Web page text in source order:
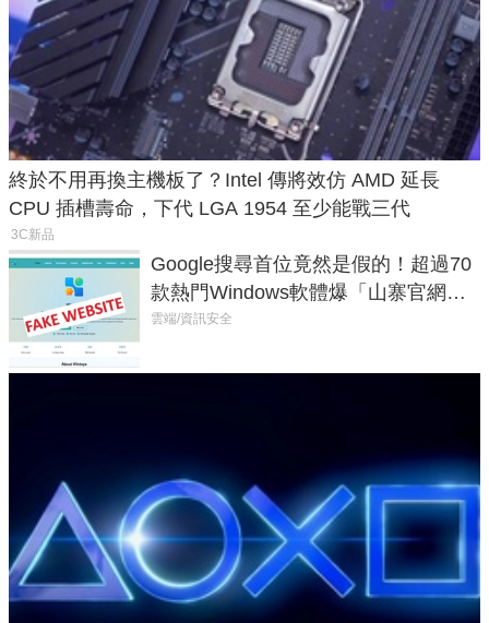
終於不用再換主機板了？Intel 傳將效仿 AMD 延長
CPU 插槽壽命，下代 LGA 1954 至少能戰三代
3C新品
Google搜尋首位竟然是假的！超過70
款熱門Windows軟體爆「山寨官網」
危機
雲端/資訊安全